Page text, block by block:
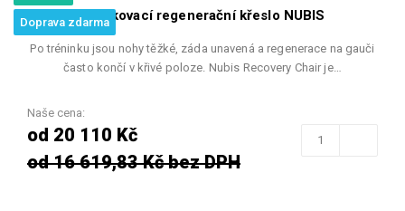
Doprava zdarmaNafukovací regenerační křeslo NUBIS
Po tréninku jsou nohy těžké, záda unavená a regenerace na gauči
často končí v křivé poloze. Nubis Recovery Chair je…
Naše cena:
od 20 110 Kč
od 16 619,83 Kč bez DPH